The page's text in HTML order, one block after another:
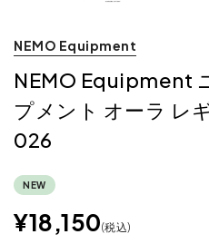
NEMO Equipment
NEMO Equipment
プメント オーラ レ
026
NEW
¥18,150 税込